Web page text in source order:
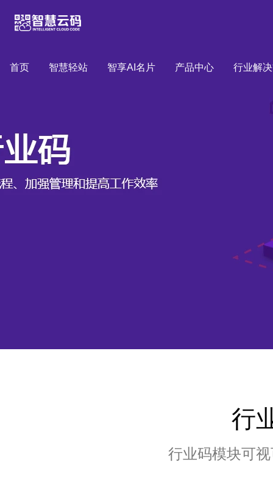
首页 智慧轻站 智享AI名片 产品中心 行业解
行
行业码模块可